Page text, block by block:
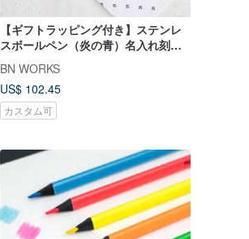
【ギフトラッピング付き】ステンレ
スボールペン（炎の青）名入れ刻印
サービス込み
BN WORKS
US$ 102.45
カスタム可